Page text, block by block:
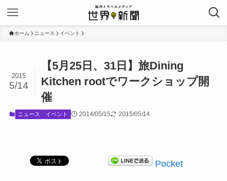
ホーム ニュース イベント
【5月25日、31日】旅Dining
Kitchen rootでワークショップ開
催
2015
5/14
ニュース イベント 2014/05/15 2015/05/14
Pocket